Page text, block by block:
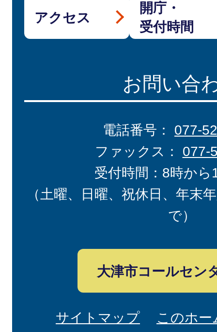
アクセス
開庁・
受付時間
お問い合
電話番号： 077-
ファックス： 077-
受付時間：8時から
（土曜、日曜、祝休日、年末
で）
大津市コールセン
サイトマップ このホ